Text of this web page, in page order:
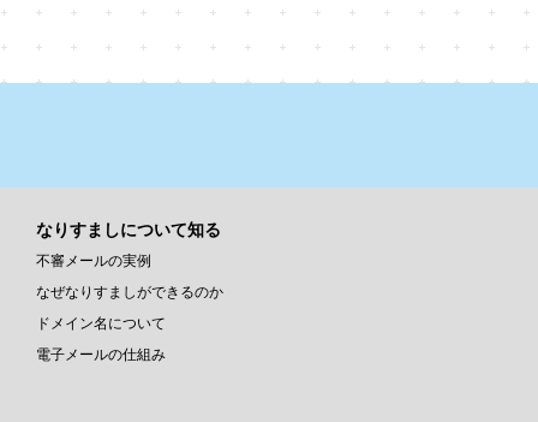
なりすましについて知る
不審メールの実例
なぜなりすましができるのか
ドメイン名について
電子メールの仕組み